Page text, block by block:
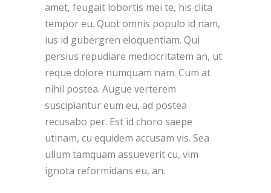
amet, feugait lobortis mei te, his clita
tempor eu. Quot omnis populo id nam,
ius id gubergren eloquentiam. Qui
persius repudiare mediocritatem an, ut
reque dolore numquam nam. Cum at
nihil postea. Augue verterem
suscipiantur eum eu, ad postea
recusabo per. Est id choro saepe
utinam, cu equidem accusam vis. Sea
ullum tamquam assueverit cu, vim
ignota reformidans eu, an.